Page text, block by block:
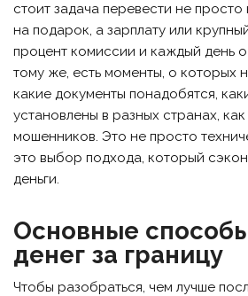
стоит задача перевести не
на подарок, а зарплату или
процент комиссии и каждый день
тому же, есть моменты, о которых
какие документы понадобятся,
установлены в разных странах,
мошенников. Это не просто
это выбор подхода, который
деньги.
Основные
денег за границу
Чтобы разобраться, чем лучше